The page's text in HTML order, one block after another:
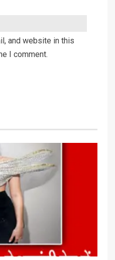
and website in this
I comment.